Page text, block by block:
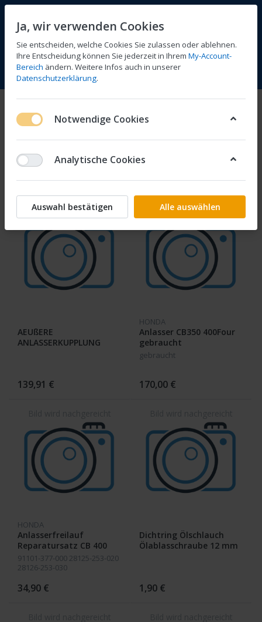
Menü Anmelden Vergleichen Wunschliste
Motorblock und Getriebe
Filtern Sortieren
AEUßERE
ANLASSERKUPPLUNG
139,91 €
HONDA
Anlasser CB350 400Four
gebraucht
gebraucht
170,00 €
HONDA
Anlasserfreilauf
Reparatursatz CB 400
Four orginal
91101-377-000 28125-253-020
28126-253-030
34,90 €
Dichtring Ölschlauch
Ölablasschraube 12 mm
1,90 €
Ja, wir verwenden Cookies
Sie entscheiden, welche Cookies Sie zulassen oder ablehnen.
Ihre Entscheidung können Sie jederzeit in Ihrem My-Account-
Bereich ändern. Weitere Infos auch in unserer
Datenschutzerklärung.
Notwendige Cookies
Analytische Cookies
Auswahl bestätigen Alle auswählen